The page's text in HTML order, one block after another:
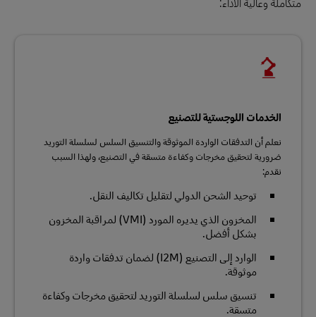
الخدمات اللوجستية للتصنيع
نعلم أن التدفقات الواردة الموثوقة والتنسيق السلس لسلسلة التوريد
ضرورية لتحقيق مخرجات وكفاءة متسقة في التصنيع، ولهذا السبب
نقدم:
توحيد الشحن الدولي لتقليل تكاليف النقل.
المخزون الذي يديره المورد (VMI) لمراقبة المخزون
بشكل أفضل.
الوارد إلى التصنيع (I2M) لضمان تدفقات واردة
موثوقة.
تنسيق سلس لسلسلة التوريد لتحقيق مخرجات وكفاءة
متسقة.